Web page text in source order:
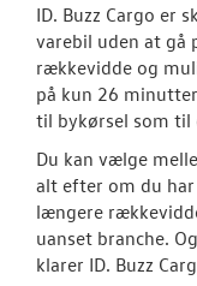
ID. Buzz Cargo er
varebil uden at gå
rækkevidde og
på kun 26
til bykørsel som til
Du kan vælge
alt efter om du
længere
uanset branche.
klarer ID. Buzz